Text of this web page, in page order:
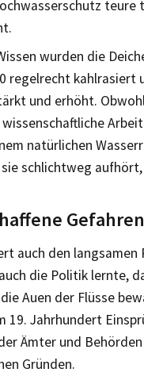
teure
wurden die
regelrecht kahlrasiert
und erhöht.
natürlichen
sie schlichtweg
Gefahren
auch den langsamen
die Politik lernte,
Auen der Flüsse
19. Jahrhundert
Ämter und
Gründen.